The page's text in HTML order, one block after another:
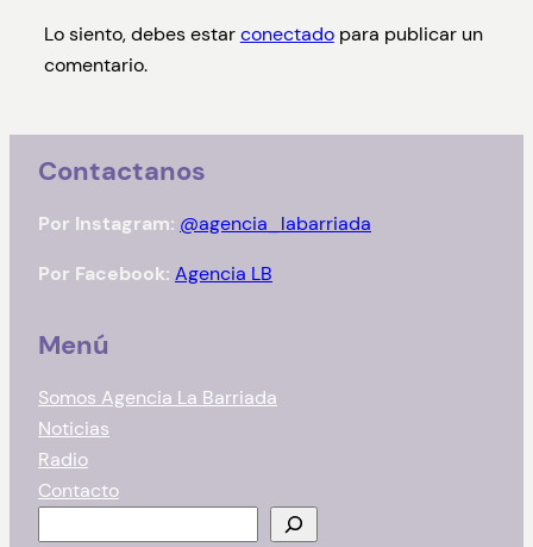
Lo siento, debes estarconectadopara publicar un
comentario.
Contactanos
Por Instagram: @agencia_labarriada
Por Facebook: Agencia LB
Menú
Somos Agencia La Barriada
Noticias
Radio
Contacto